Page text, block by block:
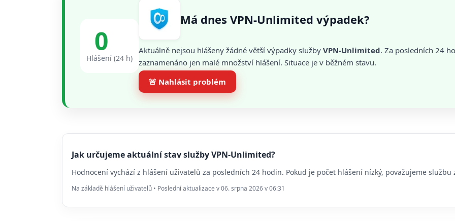
0
Hlášení (24 h)
Má dnes VPN-Unlimited výpadek?
Aktuálně nejsou hlášeny žádné větší výpadky služby VPN-Unlimited. Za posledních 24
zaznamenáno jen malé množství hlášení. Situace je v běžném stavu.
🚨 Nahlásit problém
Jak určujeme aktuální stav služby VPN-Unlimited?
Hodnocení vychází z hlášení uživatelů za posledních 24 hodin. Pokud je počet hlášení nízký, považujeme službu
Na základě hlášení uživatelů • Poslední aktualizace v 06. srpna 2026 v 06:31